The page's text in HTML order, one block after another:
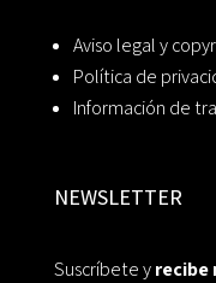
Aviso legal y
Política de
Información de
NEWSLETTER
Suscríbete yrecibe